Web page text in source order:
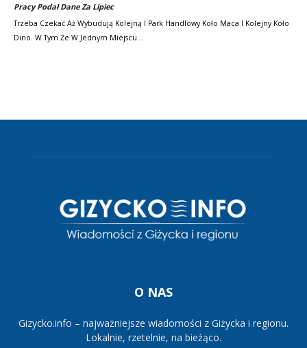
Pracy Podał Dane Za Lipiec
Trzeba Czekać Aż Wybudują Kolejną I Park Handlowy Koło Maca I Kolejny Koło
Dino. W Tym Że W Jednym Miejscu…
O NAS
Gizycko.info – najważniejsze wiadomości z Giżycka i regionu.
Lokalnie, rzetelnie, na bieżąco.